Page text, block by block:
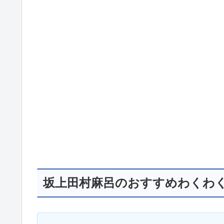
坂上田村麻呂のおすすめわくわ